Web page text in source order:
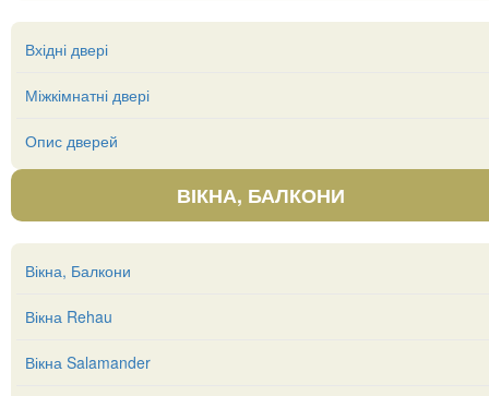
Вхідні двері
Міжкімнатні двері
Опис дверей
ВІКНА, БАЛКОНИ
Вікна, Балкони
Вікна Rehau
Вікна Salamander